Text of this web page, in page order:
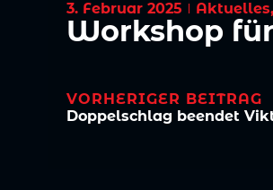
3. Februar 2025 Aktuelles
Workshop
VORHERIGER BEITRAG
Doppelschlag beendet